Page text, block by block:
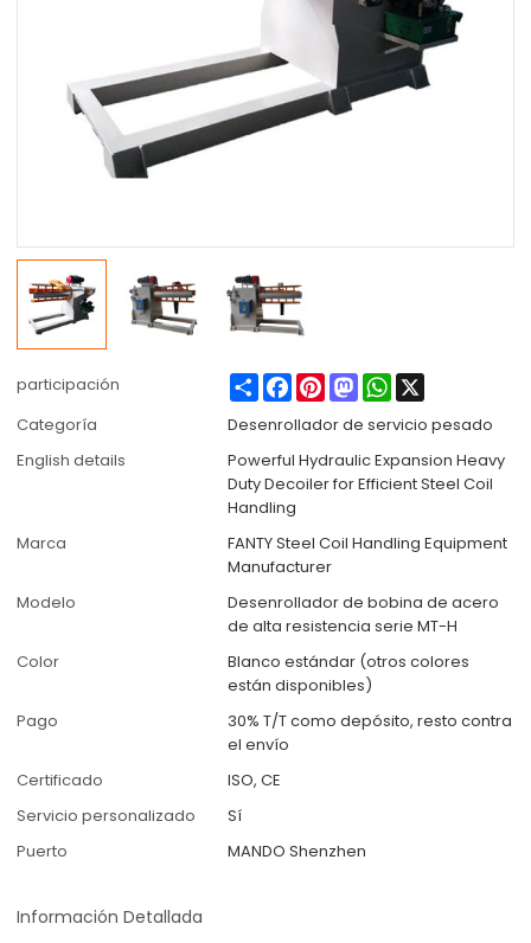
participación ShareFacebook
PinterestMastodonWhatsApp
Categoría
Desenrollador de servicio pesado
English details
Powerful Hydraulic Expansion Heavy
Duty Decoiler for Efficient Steel Coil
Handling
Marca
FANTY Steel Coil Handling Equipment
Manufacturer
Modelo
Desenrollador de bobina de acero
de alta resistencia serie MT-H
Color
Blanco estándar (otros colores
están disponibles)
Pago
30% T/T como depósito, resto contra
el envío
Certificado
ISO, CE
Servicio personalizado
Sí
Puerto
MANDO Shenzhen
Información Detallada